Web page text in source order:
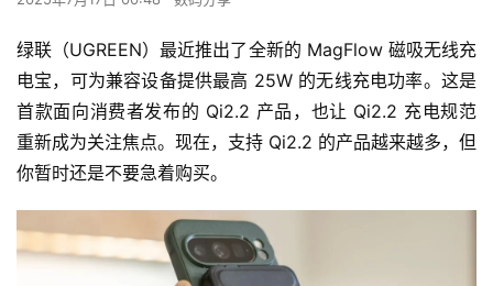
绿联（UGREEN）最近推出了全新的 MagFlow 磁吸无线充
电宝，可为兼容设备提供最高 25W 的无线充电功率。这是
首款面向消费者发布的 Qi2.2 产品，也让 Qi2.2 充电规范
重新成为关注焦点。现在，支持 Qi2.2 的产品越来越多，但
你暂时还是不要急着购买。